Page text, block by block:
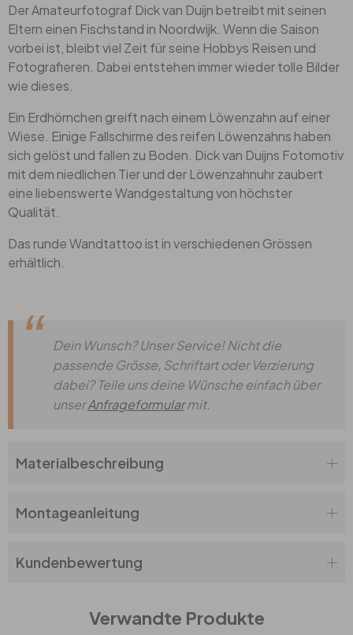
Der Amateurfotograf Dick van Duijn betreibt mit seinen
Eltern einen Fischstand in Noordwijk. Wenn die Saison
vorbei ist, bleibt viel Zeit für seine Hobbys Reisen und
Fotografieren. Dabei entstehen immer wieder tolle Bilder
wie dieses.
Ein Erdhörnchen greift nach einem Löwenzahn auf einer
Wiese. Einige Fallschirme des reifen Löwenzahns haben
sich gelöst und fallen zu Boden. Dick van Duijns Fotomotiv
mit dem niedlichen Tier und der Löwenzahnuhr zaubert
eine liebenswerte Wandgestaltung von höchster
Qualität.
Das runde Wandtattoo ist in verschiedenen Grössen
erhältlich.
Dein Wunsch? Unser Service! Nicht die
passende Grösse, Schriftart oder Verzierung
dabei? Teile uns deine Wünsche einfach über
unserAnfrageformularmit.
Materialbeschreibung
Montageanleitung
Kundenbewertung
Verwandte Produkte